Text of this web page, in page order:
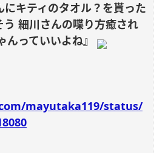
キティのタオル？を貰った
う 細川さんの喋り方癒され
んっていいよね』
mayutaka119/status/